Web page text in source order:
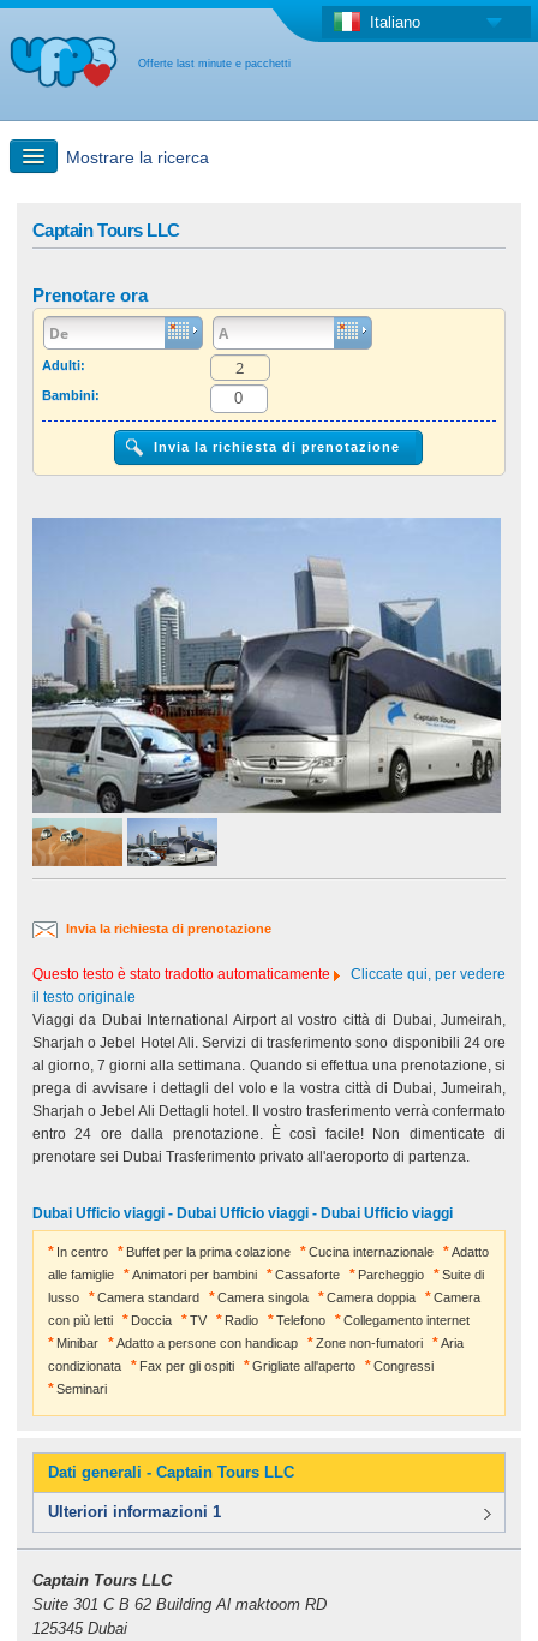
Offerte last minute e pacchetti
Italiano
Mostrare la ricerca
Offerta last minute + Offerta forfettaria
Altro paese
Captain Tours LLC
Prenotare ora
Adulti:
Bambini:
Invia la richiesta di prenotazione
Questo testo è stato tradotto automaticamente
Cliccate qui, per vedere
il testo originale
Viaggi da Dubai International Airport al vostro città di Dubai, Jumeirah,
Sharjah o Jebel Hotel Ali. Servizi di trasferimento sono disponibili 24 ore
al giorno, 7 giorni alla settimana. Quando si effettua una prenotazione, si
prega di avvisare i dettagli del volo e la vostra città di Dubai, Jumeirah,
Sharjah o Jebel Ali Dettagli hotel. Il vostro trasferimento verrà confermato
entro 24 ore dalla prenotazione. È così facile! Non dimenticate di
prenotare sei Dubai Trasferimento privato all'aeroporto di partenza.
Dubai Ufficio viaggi - Dubai Ufficio viaggi - Dubai Ufficio viaggi
In centro Buffet per la prima colazione Cucina internazionale
Adatto
alle famiglie
Animatori per bambini Cassaforte Parcheggio
Suite di
lusso
Camera standard Camera singola Camera doppia
Camera
con più letti
Doccia TV Radio Telefono
Collegamento internet
Minibar
Adatto a persone con handicap Zone non-fumatori
Aria
condizionata
Fax per gli ospiti Grigliate all'aperto
Congressi
Seminari
Dati generali - Captain Tours LLC
Ulteriori informazioni 1
Captain Tours LLC
Suite 301 C B 62 Building Al maktoom RD
125345 Dubai